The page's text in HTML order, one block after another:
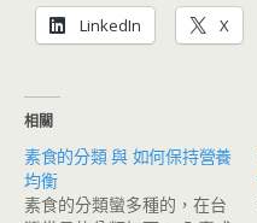
LinkedIn X
相關
素食的分類 與 如何保持營養
均衡
素食的分類蠻多種的，在台